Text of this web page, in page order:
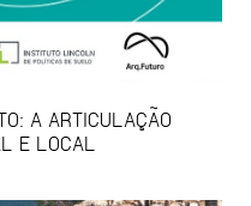
A ARTICULAÇÃO
E LOCAL